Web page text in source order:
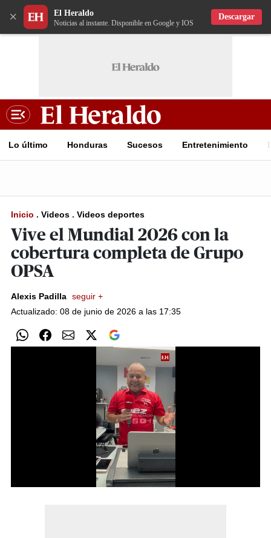
× El Heraldo
Noticias al instante. Disponible en Google y IOS
Descargar
Lo último Honduras Sucesos Entretenimiento
Inicio . Videos . Videos deportes
Vive el Mundial 2026 con la
cobertura completa de Grupo
OPSA
Alexis Padilla seguir +
Actualizado: 08 de junio de 2026 a las 17:35